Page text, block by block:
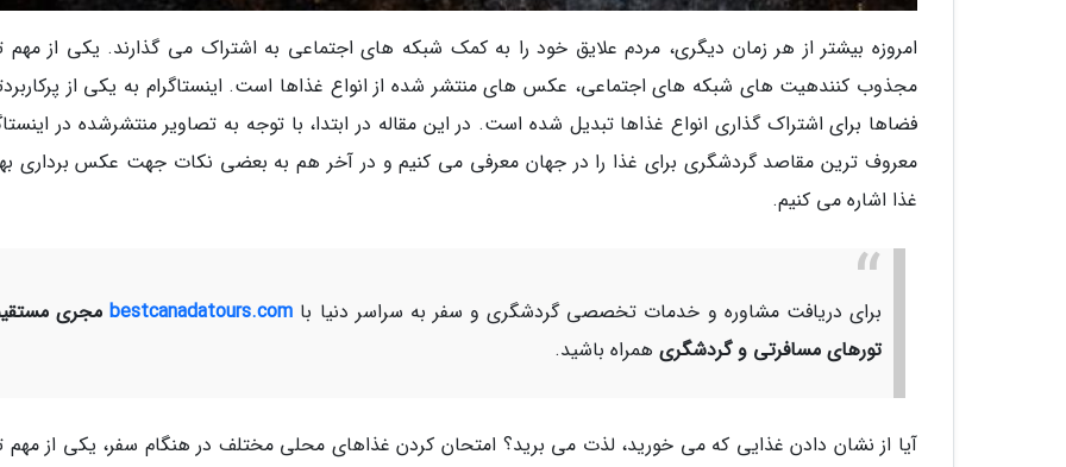
امروزه بیشتر از هر زمان دیگری، مردم علایق خود را به کمک شبکه های اجتماعی به اشتراک می گذارند. یکی از مهم
مجذوب کنندهیت های شبکه های اجتماعی، عکس های منتشر شده از انواع غذاها است. اینستاگرام به یکی از
فضاها برای اشتراک گذاری انواع غذاها تبدیل شده است. در این مقاله در ابتدا، با توجه به تصاویر منتشرشده در
معروف ترین مقاصد گردشگری برای غذا را در جهان معرفی می کنیم و در آخر هم به بعضی نکات جهت عکس برداری
غذا اشاره می کنیم.
برای دریافت مشاوره و خدمات تخصصی گردشگری و سفر به سراسر دنیا با bestcanadatours.com مجری
تورهای مسافرتی و گردشگری همراه باشید.
آیا از نشان دادن غذایی که می خورید، لذت می برید؟ امتحان کردن غذاهای محلی مختلف در هنگام سفر، یکی از مهم